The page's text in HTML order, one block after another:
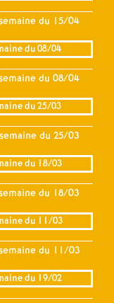
du 15/04
du 08/04
du 25/03
du 18/03
du 11/03